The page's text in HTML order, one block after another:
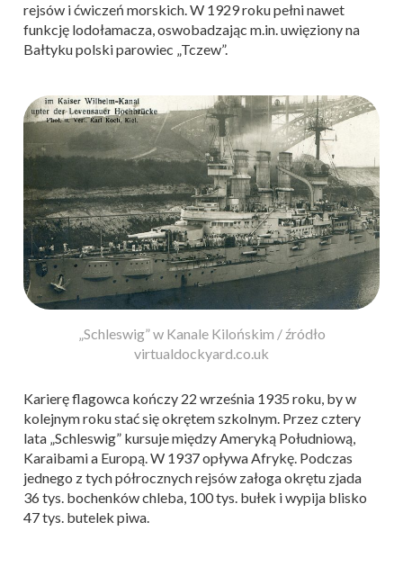
rejsów i ćwiczeń morskich. W 1929 roku pełni nawet
funkcję lodołamacza, oswobadzając m.in. uwięziony na
Bałtyku polski parowiec „Tczew”.
„Schleswig” w Kanale Kilońskim / źródło
virtualdockyard.co.uk
Karierę flagowca kończy 22 września 1935 roku, by w
kolejnym roku stać się okrętem szkolnym. Przez cztery
lata „Schleswig” kursuje między Ameryką Południową,
Karaibami a Europą. W 1937 opływa Afrykę. Podczas
jednego z tych półrocznych rejsów załoga okrętu zjada
36 tys. bochenków chleba, 100 tys. bułek i wypija blisko
47 tys. butelek piwa.